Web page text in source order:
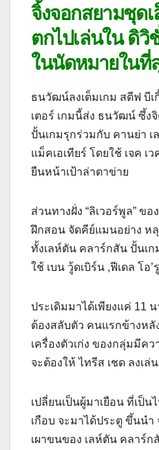
จิ้งจอกสยามชุด
ตกไปเล่นใน ดิ
ในนัดหมายในที่
ธนวัฒน์ลงเต็มเกม สตีฟ บี
เตอร์ เกมนี้ส่ง ธนวัฒน์ ซึ้ง
ปั้นเกมรุกร่วมกับ คานย่า เ
แม็คเอเทียร์ โดยใช้ เจค เ
ยืนหน้าเป้าล่าตาข่าย
ส่วนทางฝั่ง “ลิเวอร์พูล” ขอ
ฝึกสอน จัดคีย์แมนอย่าง ห
ทั้งเลห์ตัน คลาร์กสัน ปั้นเ
ใช้ เบน วู้ดเบิร์น ,ฟีเดล โอ
ประเดิมมาได้เพียงแค่ 11
ต้องสลับตัว คนแรกข้างหลั
เครื่องตัวเก่ง ของกลุ่มมีค
จะต้องให้ ไทรีส เชด ลงเล่
เปลี่ยนเป็นผู้มาเยือน ที่เป็น
เกือบ จะมาได้ประตู ขึ้นนำ
เผาขนของ เลห์ตัน คลาร์ก